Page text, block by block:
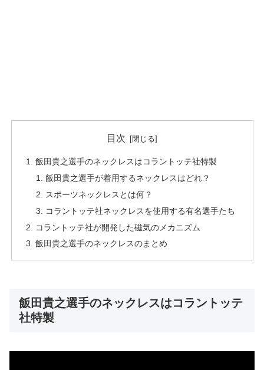
目次
飯田貴之選手のネックレスはコラントッテ社特製
飯田貴之選手が着用するネックレスはどれ？
スポーツネックレスとは何？
コラントッテ社ネックレスを使用する有名選手たち
コラントッテ社が開発した磁気のメカニズム
飯田貴之選手のネックレスのまとめ
飯田貴之選手のネックレスはコラントッテ
社特製